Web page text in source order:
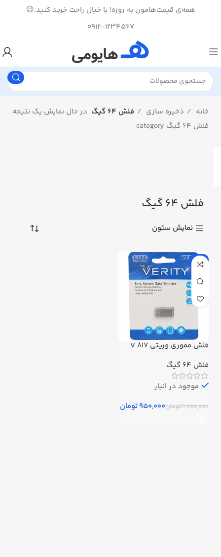
همه‌ی قیمت‌هامون به روزه! با خیال راحت خرید کنید.😉
0912-1234567
خانه ذخیره سازی فلش 64 گیگ
در حال نمایش یک نتیجه
فلش 64 گیگ category
فلش 64 گیگ
نمایش ستون
-5%
فلش مموری وریتی V 817
فلش 64 گیگ
موجود در انبار
1,000,000تومان950,000تومان